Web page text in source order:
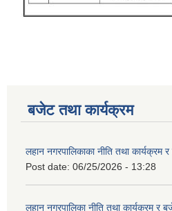
बजेट तथा कार्यक्रम
लहान नगरपालिकाका नीति तथा
Post date: 06/25/2026 - 13:28
लहान नगरपालिका नीति तथा कार्यक्रम